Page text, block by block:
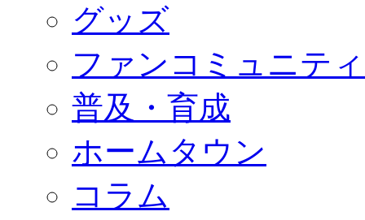
ACADEMY
アカデミーについて
コーチ&スタッフ
ジュニア
ジュニアユース
ユース
練習拠点（ナラディーア）
SCHOOL
CLUB
パートナー募集
クラブ理念
グッズ
ファンコミュニティ
普及・育成
ホームタウン
コラム